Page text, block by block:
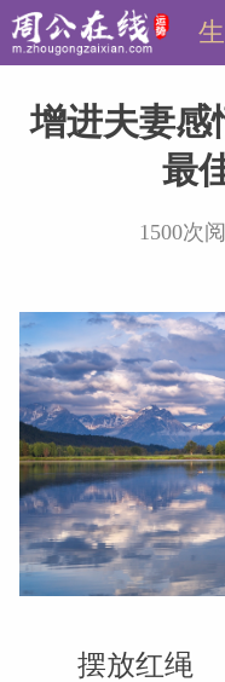
增进夫妻感
最
1500次
摆放红绳